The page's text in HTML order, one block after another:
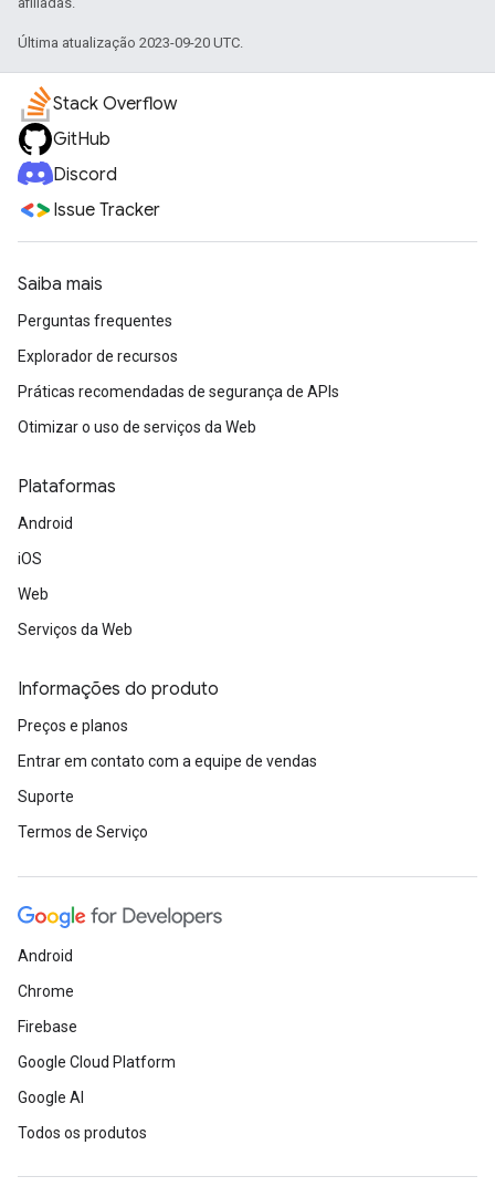
Última atualização 2023-09-20 UTC.
Stack Overflow
GitHub
Discord
Issue Tracker
Saiba mais
Perguntas frequentes
Explorador de recursos
Práticas recomendadas de segurança de APIs
Otimizar o uso de serviços da Web
Plataformas
Android
iOS
Web
Serviços da Web
Informações do produto
Preços e planos
Entrar em contato com a equipe de vendas
Suporte
Termos de Serviço
Android
Chrome
Firebase
Google Cloud Platform
Google AI
Todos os produtos